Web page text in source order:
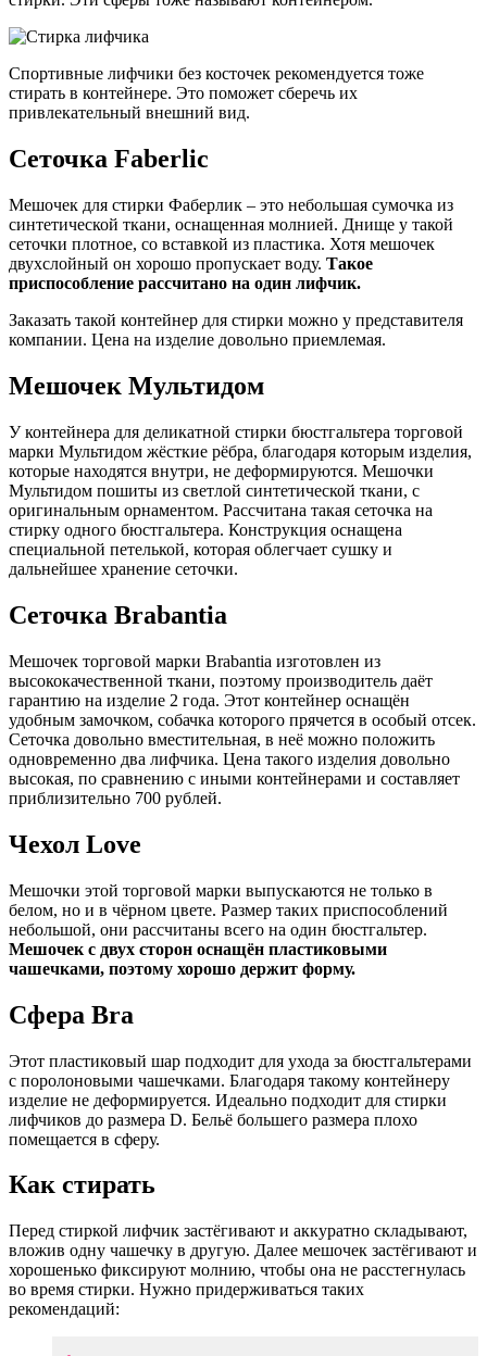
Спортивные лифчики без косточек рекомендуется тоже
стирать в контейнере. Это поможет сберечь их
привлекательный внешний вид.
Сеточка Faberlic
Мешочек для стирки Фаберлик – это небольшая сумочка из
синтетической ткани, оснащенная молнией. Днище у такой
сеточки плотное, со вставкой из пластика. Хотя мешочек
двухслойный он хорошо пропускает воду. Такое
приспособление рассчитано на один лифчик.
Заказать такой контейнер для стирки можно у представителя
компании. Цена на изделие довольно приемлемая.
Мешочек Мультидом
У контейнера для деликатной стирки бюстгальтера торговой
марки Мультидом жёсткие рёбра, благодаря которым изделия,
которые находятся внутри, не деформируются. Мешочки
Мультидом пошиты из светлой синтетической ткани, с
оригинальным орнаментом. Рассчитана такая сеточка на
стирку одного бюстгальтера. Конструкция оснащена
специальной петелькой, которая облегчает сушку и
дальнейшее хранение сеточки.
Сеточка Brabantia
Мешочек торговой марки Brabantia изготовлен из
высококачественной ткани, поэтому производитель даёт
гарантию на изделие 2 года. Этот контейнер оснащён
удобным замочком, собачка которого прячется в особый отсек.
Сеточка довольно вместительная, в неё можно положить
одновременно два лифчика. Цена такого изделия довольно
высокая, по сравнению с иными контейнерами и составляет
приблизительно 700 рублей.
Чехол Love
Мешочки этой торговой марки выпускаются не только в
белом, но и в чёрном цвете. Размер таких приспособлений
небольшой, они рассчитаны всего на один бюстгальтер.
Мешочек с двух сторон оснащён пластиковыми
чашечками, поэтому хорошо держит форму.
Сфера Bra
Этот пластиковый шар подходит для ухода за бюстгальтерами
с поролоновыми чашечками. Благодаря такому контейнеру
изделие не деформируется. Идеально подходит для стирки
лифчиков до размера D. Бельё большего размера плохо
помещается в сферу.
Как стирать
Перед стиркой лифчик застёгивают и аккуратно складывают,
вложив одну чашечку в другую. Далее мешочек застёгивают и
хорошенько фиксируют молнию, чтобы она не расстегнулась
во время стирки. Нужно придерживаться таких
рекомендаций: